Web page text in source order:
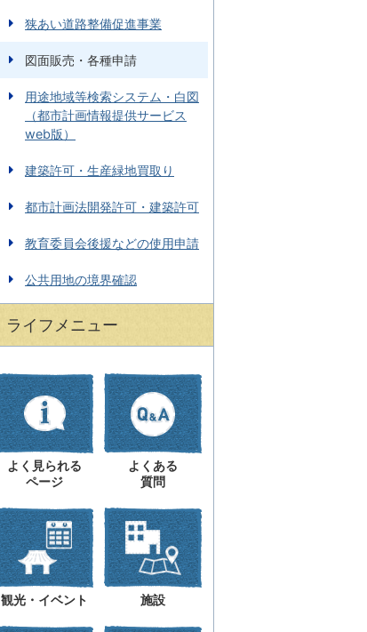
狭あい道路整備促進事業
図面販売・各種申請
用途地域等検索システム・白図
（都市計画情報提供サービス
web版）
建築許可・生産緑地買取り
都市計画法開発許可・建築許可
教育委員会後援などの使用申請
公共用地の境界確認
ライフメニュー
よく見られる
ページ
よくある
質問
観光・イベント 施設